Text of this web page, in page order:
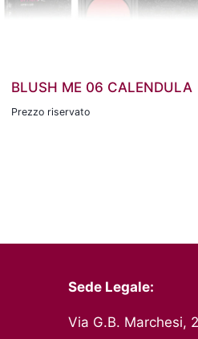
BLUSH ME 06 CALENDULA
Prezzo riservato
Sede Legale:
Via G.B. Marchesi,